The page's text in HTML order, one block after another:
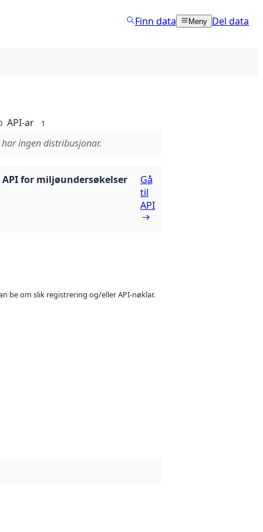
Finn data Meny Del data
API-ar 1
ingen distribusjonar.
for miljøundersøkelser
Gå
til
API
be om slik registrering og/eller API-nøklar.